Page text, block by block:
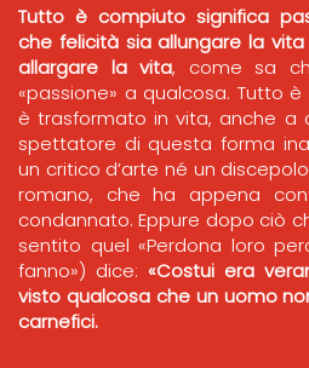
Tutto è compiuto significa
che felicità sia allungare la
allargare la vita, come sa
«passione» a qualcosa. Tutto
è trasformato in vita, anche a
spettatore di questa forma
un critico d’arte né un
romano, che ha appena
condannato. Eppure dopo ciò
sentito quel «Perdona loro
fanno») dice: «Costui era
visto qualcosa che un uomo
carnefici.